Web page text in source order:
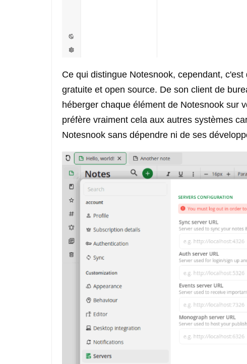
Ce qui distingue Notesnook, cependant,
gratuite et open source. De son client de
héberger chaque élément de Notesnook sur
préfère vraiment cela aux autres systèmes
Notesnook sans dépendre ni de ses